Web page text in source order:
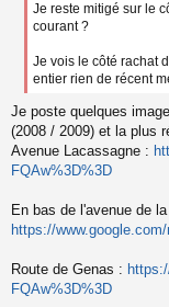
Je reste mitigé sur le
courant ?
Je vois le côté rachat
entier rien de récent
Je poste quelques
(2008 / 2009) et la plus
Avenue Lacassagne :
FQAw%3D%3D
En bas de l'avenue de
https://
Route de Genas :
FQAw%3D%3D